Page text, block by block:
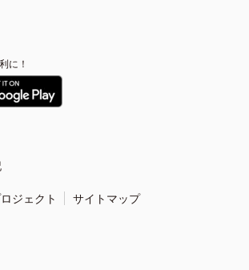
に！
ジェクト サイトマップ